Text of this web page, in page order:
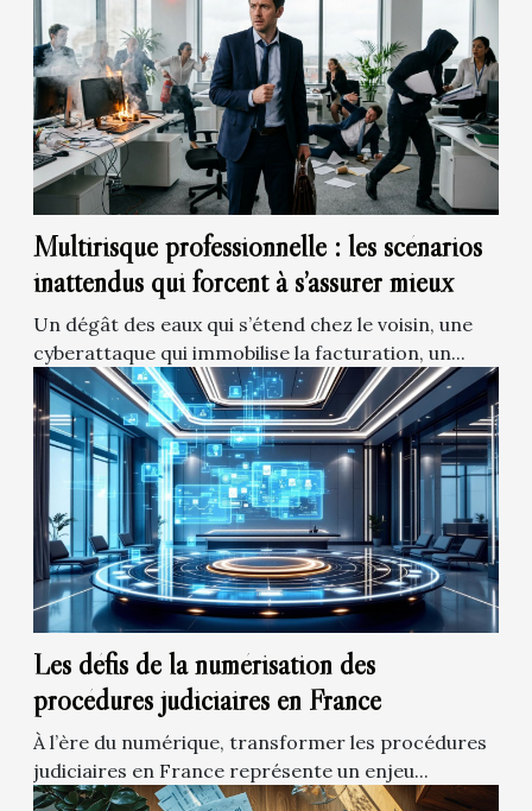
Multirisque professionnelle : les scénarios
inattendus qui forcent à s’assurer mieux
Un dégât des eaux qui s’étend chez le voisin, une
cyberattaque qui immobilise la facturation, un...
Les défis de la numérisation des
procédures judiciaires en France
À l’ère du numérique, transformer les procédures
judiciaires en France représente un enjeu...